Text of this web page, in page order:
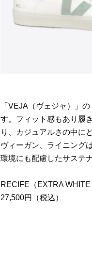
「VEJA（ヴェジャ）」
す。フィット感もあり履
り、カジュアルさの中に
ヴィーガン、ライニング
環境にも配慮したサステ
RECIFE（EXTRA WHITE
27,500円（税込）